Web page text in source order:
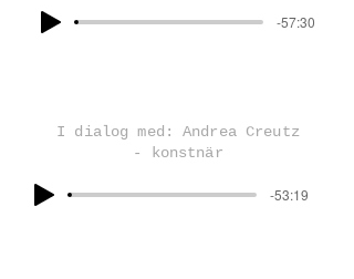
-57:30
I dialog med: Andrea Creutz
- konstnär
-53:19